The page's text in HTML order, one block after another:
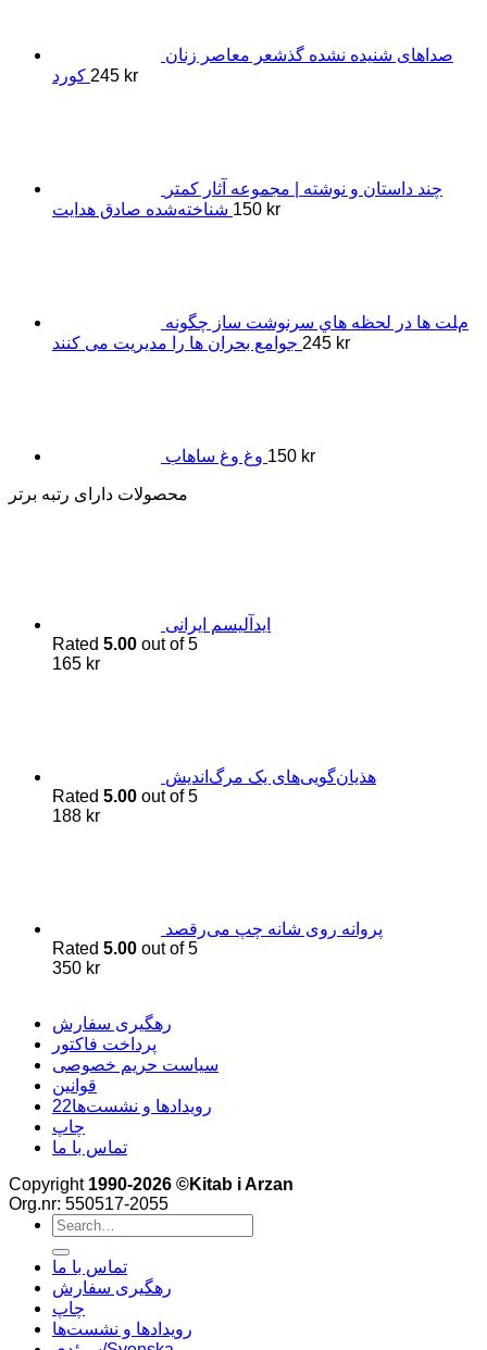
صداهای شنیده نشده گذشعر معاصر زنان
کورد 245 kr
چند داستان و نوشته | مجموعه آثار کمتر
شناخته‌شده صادق هدایت 150 kr
مﻠﺖ ﻫﺎ در ﻟﺤﻈﻪ ﻫﺎي ﺳﺮﻧﻮﺷﺖ ﺳﺎز ﭼﮕﻮﻧﻪ
ﺟﻮاﻣﻊ ﺑﺤﺮان ﻫﺎ را ﻣﺪﯾﺮﯾﺖ ﻣﯽ ﮐﻨﻨﺪ 245 kr
وغ وغ ساهاب 150 kr
محصولات دارای رتبه برتر
اید‌آلیسم ایرانی
Rated 5.00 out of 5
165 kr
هذیان‌گویی‌های یک مرگ‌اندیش
Rated 5.00 out of 5
188 kr
پروانه روی شانه چپ می‌رقصد
Rated 5.00 out of 5
350 kr
رهگیری سفارش
پرداخت فاکتور
سیاست حریم خصوصی
قوانین
22رویدادها و نشست‌ها
چاپ
تماس با ما
Copyright 1990-2026 ©Kitab i Arzan
Org.nr: 550517-2055
Search
for:
تماس با ما
رهگیری سفارش
چاپ
رویدادها و نشست‌ها